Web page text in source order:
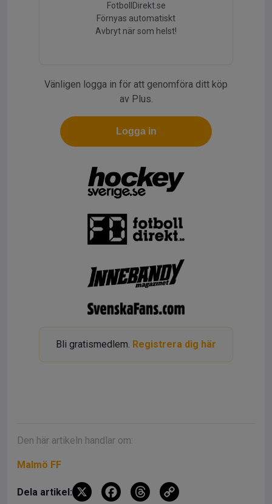
FotbollDirekt.se
Förnyas automatiskt
Avbryt när som helst!
Vänligen logga in för att genomföra ditt köp
av Plus.
Logga in
Bli gratismedlem. Registrera dig här
Den här artikeln handlar om:
Malmö FF
Dela artikel: X
F
T